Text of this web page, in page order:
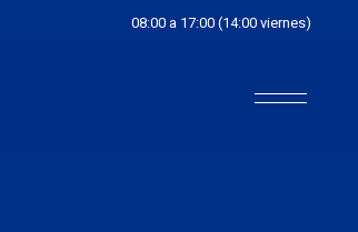
08:00 a 17:00 (14:00 viernes)